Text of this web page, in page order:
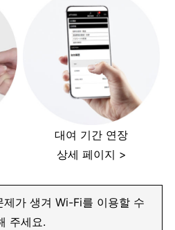
대여 기간 연장
상세 페이지 >
가 생겨 Wi-Fi를 이용할 수
주세요.